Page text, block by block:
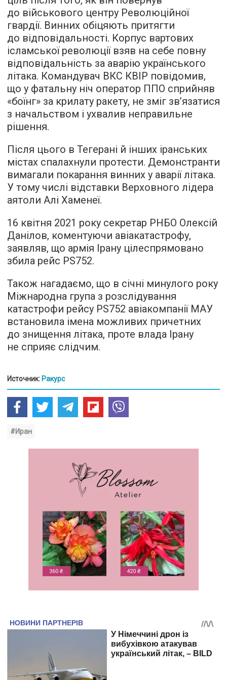
до військового центру Революційної
гвардії. Винних обіцяють притягти
до відповідальності. Корпус вартових
ісламської революції взяв на себе повну
відповідальність за аварію українського
літака. Командувач ВКС КВІР повідомив,
що у фатальну ніч оператор ППО сприйняв
«боїнг» за крилату ракету, не зміг зв’язатися
з начальством і ухвалив неправильне
рішення.
Після цього в Тегерані й інших іранських
містах спалахнули протести. Демонстранти
вимагали покарання винних у аварії літака.
У тому числі відставки Верховного лідера
аятоли Алі Хаменеї.
16 квітня 2021 року секретар РНБО Олексій
Данілов, коментуючи авіакатастрофу,
заявляв, що армія Ірану цілеспрямовано
збила рейс PS752.
Також нагадаємо, що в січні минулого року
Міжнародна група з розслідування
катастрофи рейсу PS752 авіакомпанії МАУ
встановила імена можливих причетних
до знищення літака, проте влада Ірану
не сприяє слідчим.
Источник: Ракурс
#Иран